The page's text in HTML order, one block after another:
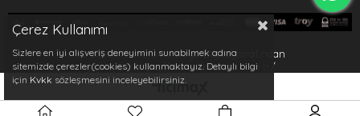
Bu sitenin kurulumuKeyo Digital
tarafından
yapılmıştır.https://www.dmsauto.com.tr/
Çerez Kullanımı
Sizlere en iyi alışveriş deneyimini sunabilmek adına
sitemizde çerezler(cookies) kullanmaktayız. Detaylı bilgi
için Kvkk sözleşmesini inceleyebilirsiniz.